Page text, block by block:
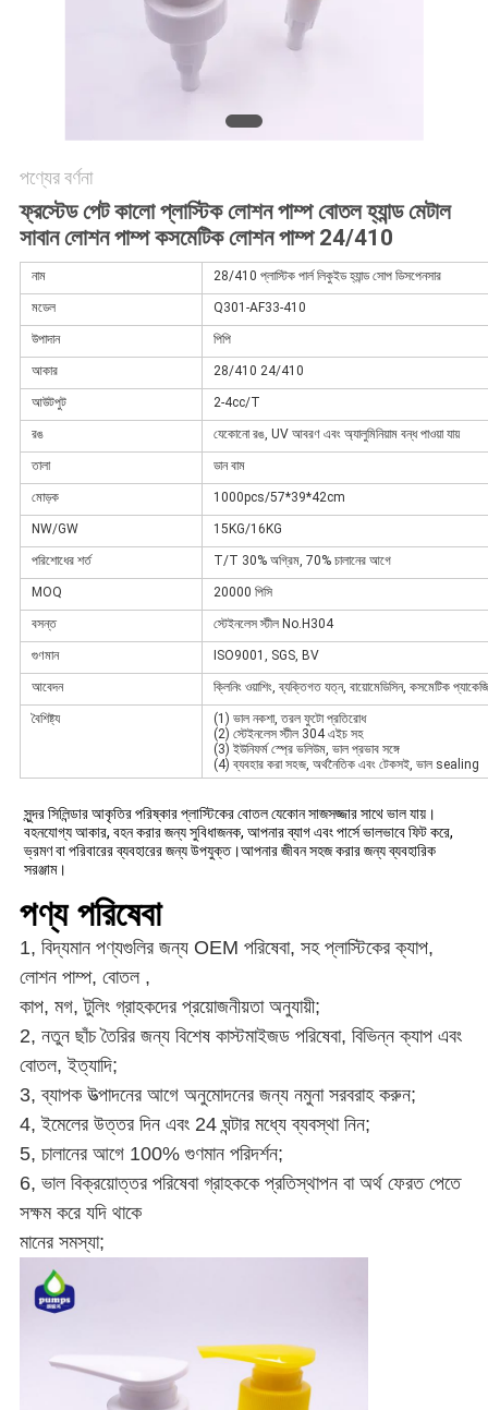
PRIVACY
POLICY
পণ্যের বর্ণনা
ফ্রস্টেড পেট কালো প্লাস্টিক লোশন পাম্প বোতল হ্যান্ড মেটাল
সাবান লোশন পাম্প কসমেটিক লোশন পাম্প 24/410
নাম 28/410 প্লাস্টিক পার্ল লিকুইড হ্যান্ড সোপ ডিসপেনসার
মডেল Q301-AF33-410
উপাদান পিপি
আকার 28/410 24/410
আউটপুট 2-4cc/T
রঙ যেকোনো রঙ, UV আবরণ এবং অ্যালুমিনিয়াম বন্ধ পাওয়া যায়
তালা ডান বাম
মোড়ক 1000pcs/57*39*42cm
NW/GW 15KG/16KG
পরিশোধের শর্ত T/T 30% অগ্রিম, 70% চালানের আগে
MOQ 20000 পিসি
বসন্ত স্টেইনলেস স্টীল No.H304
গুণমান ISO9001, SGS, BV
আবেদন ক্লিনিং ওয়াশিং, ব্যক্তিগত যত্ন, বায়োমেডিসিন, কসমেটিক
বৈশিষ্ট্য
(1) ভাল নকশা, তরল ফুটো প্রতিরোধ
(2) স্টেইনলেস স্টীল 304 এইচ সহ
(3) ইউনিফর্ম স্প্রে ভলিউম, ভাল প্রভাব সঙ্গে
(4) ব্যবহার করা সহজ, অর্থনৈতিক এবং টেকসই, ভাল sealing
সুন্দর সিলিন্ডার আকৃতির পরিষ্কার প্লাস্টিকের বোতল যেকোন সাজসজ্জার সাথে ভাল যায়।
বহনযোগ্য আকার, বহন করার জন্য সুবিধাজনক, আপনার ব্যাগ এবং পার্সে ভালভাবে ফিট করে,
ভ্রমণ বা পরিবারের ব্যবহারের জন্য উপযুক্ত।আপনার জীবন সহজ করার জন্য ব্যবহারিক
সরঞ্জাম।
পণ্য পরিষেবা
1, বিদ্যমান পণ্যগুলির জন্য OEM পরিষেবা, সহ প্লাস্টিকের ক্যাপ,
লোশন পাম্প, বোতল,
কাপ, মগ, টুলিং গ্রাহকদের প্রয়োজনীয়তা অনুযায়ী;
2, নতুন ছাঁচ তৈরির জন্য বিশেষ কাস্টমাইজড পরিষেবা, বিভিন্ন ক্যাপ এবং
বোতল, ইত্যাদি;
3, ব্যাপক উত্পাদনের আগে অনুমোদনের জন্য নমুনা সরবরাহ করুন;
4, ইমেলের উত্তর দিন এবং 24 ঘন্টার মধ্যে ব্যবস্থা নিন;
5, চালানের আগে 100% গুণমান পরিদর্শন;
6, ভাল বিক্রয়োত্তর পরিষেবা গ্রাহককে প্রতিস্থাপন বা অর্থ ফেরত পেতে
সক্ষম করে যদি থাকে
মানের সমস্যা;